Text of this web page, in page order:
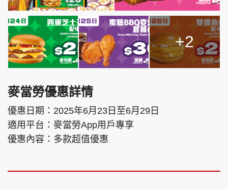
+2
麥當勞優惠詳情
優惠日期：2025年6月23日至6月29日
適用平台：麥當勞App用戶專享
優惠內容：多款超值優惠